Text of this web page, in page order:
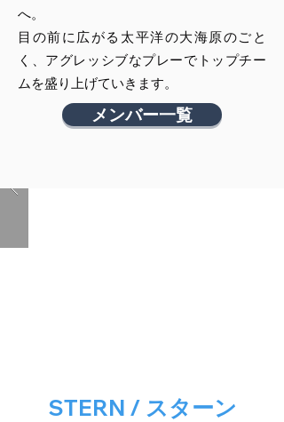
へ。
目の前に広がる太平洋の大海原のごと
く、アグレッシブなプレーでトップチー
ムを盛り上げていきます。
メンバー一覧
STERN / スターン